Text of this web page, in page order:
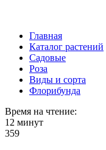
Главная
Каталог растений
Садовые
Роза
Виды и сорта
Флорибунда
Время на чтение:
12 минут
359